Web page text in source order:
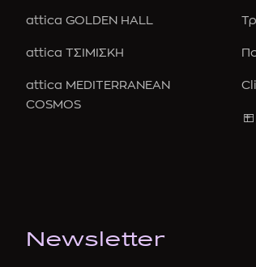
attica GOLDEN HALL
attica ΤΣΙΜΙΣΚΗ
attica MEDITERRANEAN
COSMOS
Newsletter